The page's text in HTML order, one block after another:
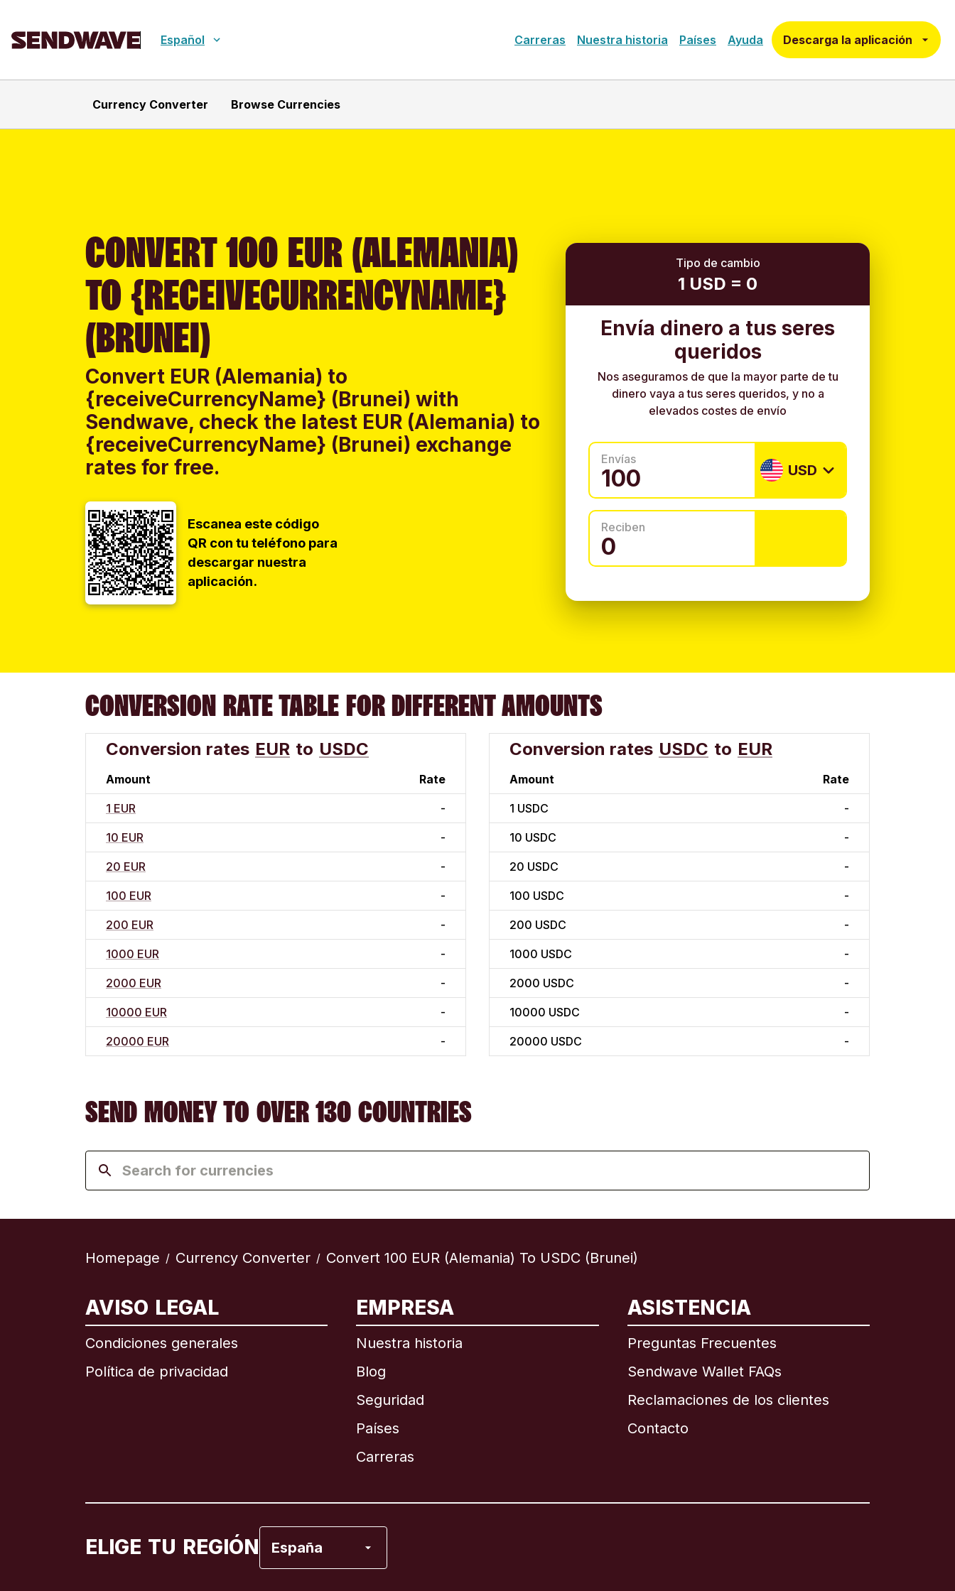
Español Carreras Nuestra historia Países Ayuda Descarga la aplicación
Currency Converter Browse Currencies
CONVERT 100 EUR (ALEMANIA)
TO {RECEIVECURRENCYNAME}
(BRUNEI)
Convert EUR (Alemania) to
{receiveCurrencyName} (Brunei) with
Sendwave, check the latest EUR (Alemania) to
{receiveCurrencyName} (Brunei) exchange
rates for free.
Escanea este código
QR con tu teléfono para
descargar nuestra
aplicación.
Tipo de cambio
1 USD = 0
Envía dinero a tus seres
queridos
Nos aseguramos de que la mayor parte de tu
dinero vaya a tus seres queridos, y no a
elevados costes de envío
Envías
USD
Reciben
CONVERSION RATE TABLE FOR DIFFERENT AMOUNTS
Conversion rates EUR to USDC
Amount Rate
1 EUR -
10 EUR -
20 EUR -
100 EUR -
200 EUR -
1000 EUR -
2000 EUR -
10000 EUR -
20000 EUR -
Conversion rates USDC to EUR
Amount Rate
1 USDC -
10 USDC -
20 USDC -
100 USDC -
200 USDC -
1000 USDC -
2000 USDC -
10000 USDC -
20000 USDC -
SEND MONEY TO OVER 130 COUNTRIES
Homepage / Currency Converter / Convert 100 EUR (Alemania) To USDC (Brunei)
AVISO LEGAL
Condiciones generales
Política de privacidad
EMPRESA
Nuestra historia
Blog
Seguridad
Países
Carreras
ASISTENCIA
Preguntas Frecuentes
Sendwave Wallet FAQs
Reclamaciones de los clientes
Contacto
ELIGE TU REGIÓN España
Internacional English